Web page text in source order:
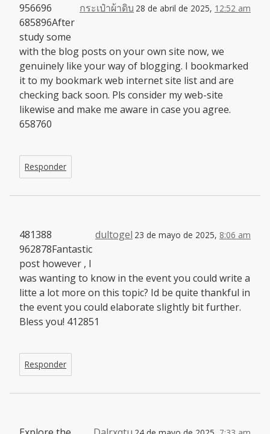
กระเป๋าผ้าดิบ 28 de abril de 2025, 12:52 am
956696
685896After
study some
with the blog posts on your own site now, we
genuinely like your way of blogging. I bookmarked
it to my bookmark web internet site list and are
checking back soon. Pls consider my web-site
likewise and make me aware in case you agree.
658760
Responder
dultogel 23 de mayo de 2025, 8:06 am
481388
962878Fantastic
post however , I
was wanting to know in the event you could write a
litte a lot more on this topic? Id be quite thankful in
the event you could elaborate slightly bit further.
Bless you! 412851
Responder